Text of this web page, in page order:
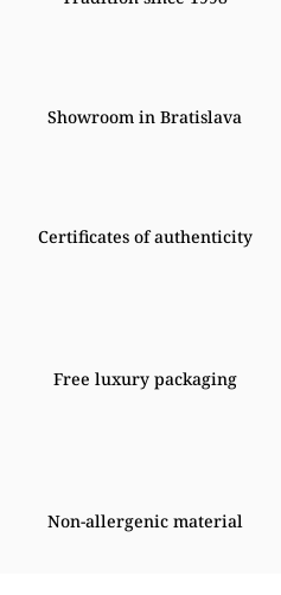
Showroom in Bratislava
Certificates of authenticity
Free luxury packaging
Non-allergenic material